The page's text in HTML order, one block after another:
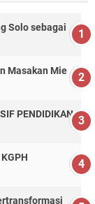
Solo sebagai
Masakan Mie
PENDIDIKAN